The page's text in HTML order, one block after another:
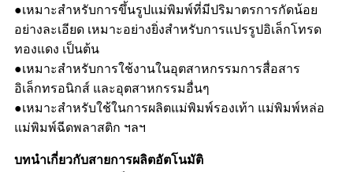
●เหมาะสำหรับการขึ้นรูปแม่พิมพ์ที่มีปริมาตรการกัดน้อย
อย่างละเอียด เหมาะอย่างยิ่งสำหรับการแปรรูปอิเล็กโทรด
ทองแดง เป็นต้น
●เหมาะสำหรับการใช้งานในอุตสาหกรรมการสื่อสาร
อิเล็กทรอนิกส์ และอุตสาหกรรมอื่นๆ
●เหมาะสำหรับใช้ในการผลิตแม่พิมพ์รองเท้า แม่พิมพ์หล่อ
แม่พิมพ์ฉีดพลาสติก ฯลฯ
บทนำเกี่ยวกับสายการผลิตอัตโนมัติ